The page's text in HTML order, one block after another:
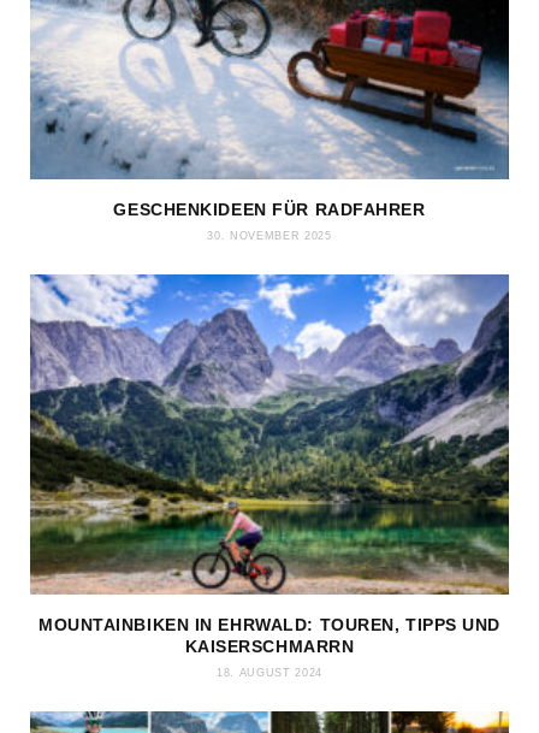
GESCHENKIDEEN FÜR RADFAHRER
30. NOVEMBER 2025
MOUNTAINBIKEN IN EHRWALD: TOUREN, TIPPS UND
KAISERSCHMARRN
18. AUGUST 2024